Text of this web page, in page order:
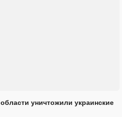
уничтожили украинские